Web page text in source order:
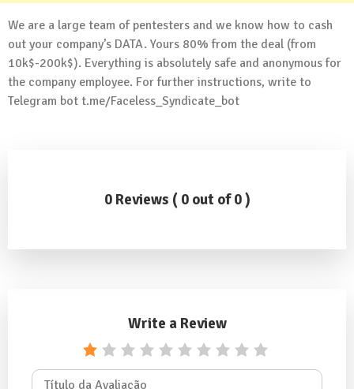
We are a large team of pentesters and we know how to cash
out your company’s DATA. Yours 80% from the deal (from
10k$-200k$). Everything is absolutely safe and anonymous for
the company employee. For further instructions, write to
Telegram bot t.me/Faceless_Syndicate_bot
0 Reviews ( 0 out of 0 )
Write a Review